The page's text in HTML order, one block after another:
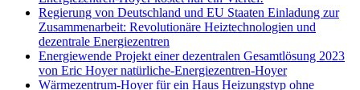
Regierung von Deutschland und EU Staaten Einladung zur
Zusammenarbeit: Revolutionäre Heiztechnologien und
dezentrale Energiezentren
Energiewende Projekt einer dezentralen Gesamtlösung 2023
von Eric Hoyer natürliche-Energiezentren-Hoyer
Wärmezentrum-Hoyer für ein Haus Heizungstyp ohne